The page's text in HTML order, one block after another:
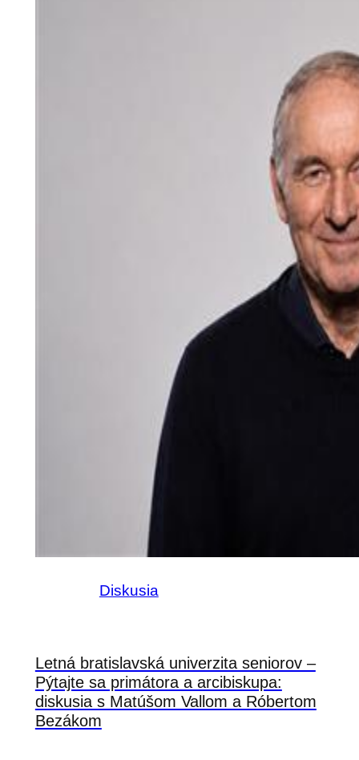
Diskusia
Letná bratislavská univerzita seniorov –
Pýtajte sa primátora a arcibiskupa:
diskusia s Matúšom Vallom a Róbertom
Bezákom